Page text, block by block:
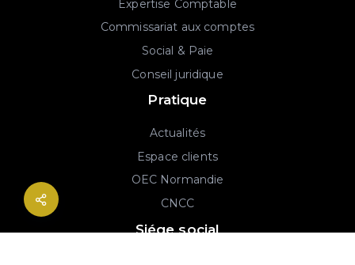
Expertise Comptable
Commissariat aux comptes
Social & Paie
Conseil juridique
Pratique
Actualités
Espace clients
OEC Normandie
CNCC
Siége social